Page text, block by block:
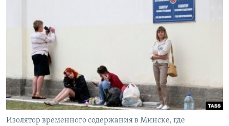
Изолятор временного содержания в Минске, где